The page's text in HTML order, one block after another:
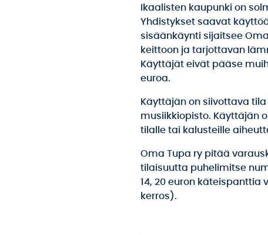
Ikaalisten kaupunki on
Yhdistykset saavat
sisäänkäynti sijaitsee
keittoon ja tarjottavan
Käyttäjät eivät pääse
euroa.
Käyttäjän on siivottava
musiikkiopisto. Käyttäjän
tilalle tai kalusteille
Oma Tupa ry pitää
tilaisuutta puhelimitse
14, 20 euron käteispanttia
kerros).